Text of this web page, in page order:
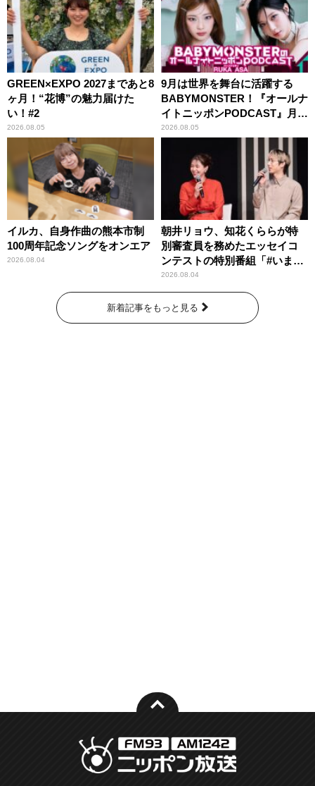
GREEN×EXPO 2027まであと8
ヶ月！“花博”の魅力届けた
い！#2
2026.08.05
9月は世界を舞台に活躍する
BABYMONSTER！『オールナ
イトニッポンPODCAST』月替
わりパーソナリティ
2026.08.05
イルカ、自身作曲の熊本市制
100周年記念ソングをオンエア
2026.08.04
朝井リョウ、知花くららが特
別審査員を務めたエッセイコ
ンテストの特別番組「#いまあ
なたに伝えたいこと」
2026.08.04
新着記事をもっと見る